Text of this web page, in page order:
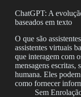
ChatGPT: A
baseados em texto
O que são
assistentes virtuais
que interagem com
mensagens escritas,
humana. Eles
como fornecer
Sem